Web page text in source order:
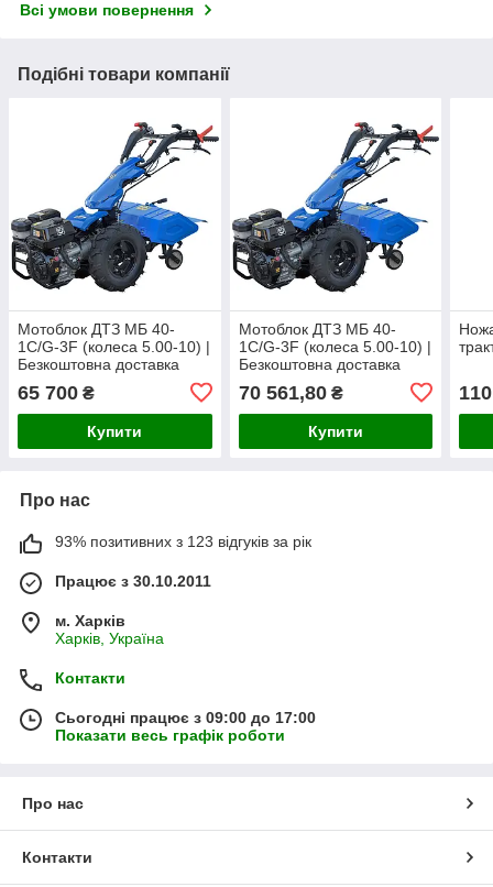
Всі умови повернення
Подібні товари компанії
Мотоблок ДТЗ МБ 40-
1С/G-3F (колеса 5.00-10) |
Безкоштовна доставка
ЗАВОДСЬКА УПАКОВКА
65 700 ₴
Купити
Мотоблок ДТЗ МБ 40-
1С/G-3F (колеса 5.00-10) |
Безкоштовна доставка
Новою Поштою ЗІБРАНИЙ
70 561,80₴
Купити
110
Про нас
93% позитивних з 123 відгуків за рік
Працює з 30.10.2011
м. Харків
Харків, Україна
Контакти
Сьогодні працює з 09:00 до 17:00
Показати весь графік роботи
Про нас
Контакти